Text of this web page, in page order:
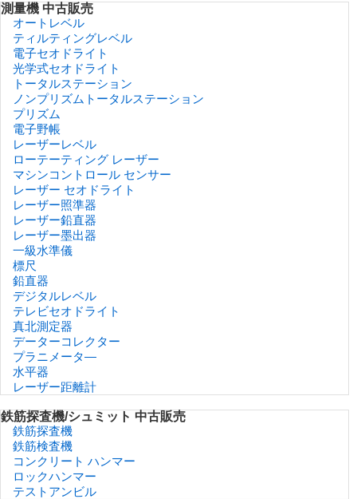
測量機 中古販売
オートレベル
ティルティングレベル
電子セオドライト
光学式セオドライト
トータルステーション
ノンプリズムトータルステーション
プリズム
電子野帳
レーザーレベル
ローテーティング レーザー
マシンコントロール センサー
レーザー セオドライト
レーザー照準器
レーザー鉛直器
レーザー墨出器
一級水準儀
標尺
鉛直器
デジタルレベル
テレビセオドライト
真北測定器
データーコレクター
プラニメータ―
水平器
レーザー距離計
鉄筋探査機/シュミット 中古販売
鉄筋探査機
鉄筋検査機
コンクリート ハンマー
ロックハンマー
テストアンビル